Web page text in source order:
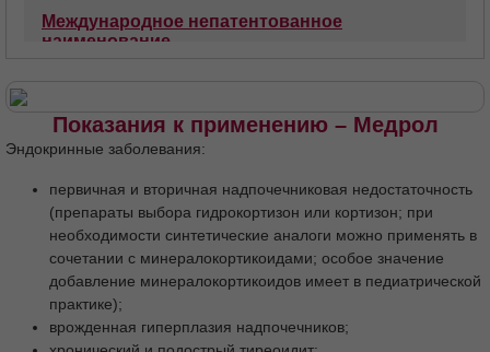
Международное непатентованное
наименование
Фармакологические свойства
Влияние на воспалительный процесс и
иммунный ответ
Влияние на углеводный и белковый обмен
Влияние на жировой обмен
Фармакокинетика
Метаболизм
Выведение
Показания
Показания к применению – Медрол
Эндокринные заболевания:
первичная и вторичная надпочечниковая недостаточность
(препараты выбора гидрокортизон или кортизон; при
необходимости синтетические аналоги можно применять в
сочетании с минералокортикоидами; особое значение
добавление минералокортикоидов имеет в педиатрической
практике);
врожденная гиперплазия надпочечников;